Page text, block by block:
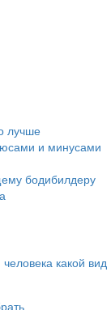
лучше
и минусами
бодибилдеру
какой вид